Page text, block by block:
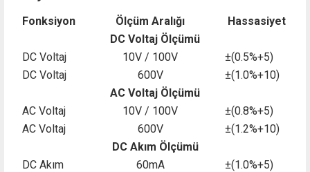
Fonksiyon Ölçüm Aralığı
Hassasiyet
DC Voltaj Ölçümü
DC Voltaj
10V / 100V
±(0.5%+5)
DC Voltaj
600V
±(1.0%+10)
AC Voltaj Ölçümü
AC Voltaj
10V / 100V
±(0.8%+5)
AC Voltaj
600V
±(1.2%+10)
DC Akım Ölçümü
DC Akım
60mA
±(1.0%+5)